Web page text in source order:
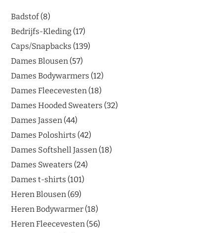
Badstof 8
Bedrijfs-Kleding 17
Caps/Snapbacks 139
Dames Blousen 57
Dames Bodywarmers 12
Dames Fleecevesten 18
Dames Hooded Sweaters 32
Dames Jassen 44
Dames Poloshirts 42
Dames Softshell Jassen 18
Dames Sweaters 24
Dames t-shirts 101
Heren Blousen 69
Heren Bodywarmer 18
Heren Fleecevesten 56